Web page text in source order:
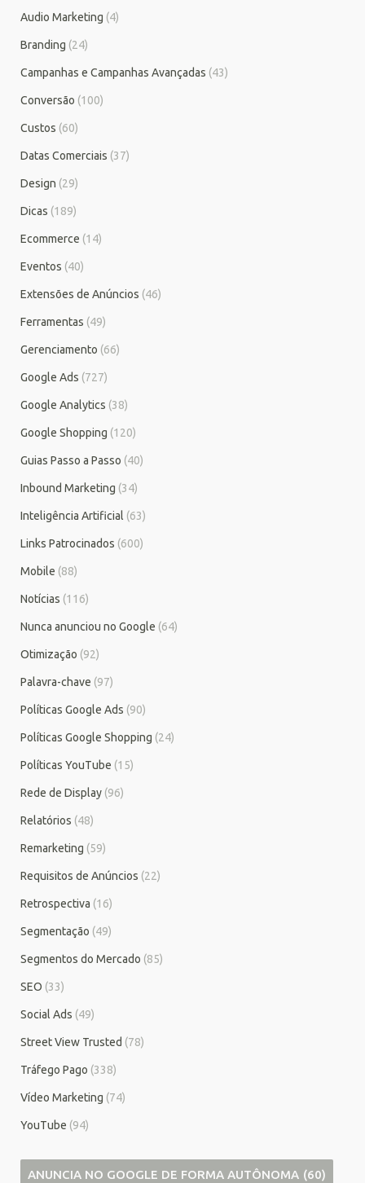
Audio Marketing (4)
Branding (24)
Campanhas e Campanhas Avançadas (43)
Conversão (100)
Custos (60)
Datas Comerciais (37)
Design (29)
Dicas (189)
Ecommerce (14)
Eventos (40)
Extensões de Anúncios (46)
Ferramentas (49)
Gerenciamento (66)
Google Ads (727)
Google Analytics (38)
Google Shopping (120)
Guias Passo a Passo (40)
Inbound Marketing (34)
Inteligência Artificial (63)
Links Patrocinados (600)
Mobile (88)
Notícias (116)
Nunca anunciou no Google (64)
Otimização (92)
Palavra-chave (97)
Políticas Google Ads (90)
Políticas Google Shopping (24)
Políticas YouTube (15)
Rede de Display (96)
Relatórios (48)
Remarketing (59)
Requisitos de Anúncios (22)
Retrospectiva (16)
Segmentação (49)
Segmentos do Mercado (85)
SEO (33)
Social Ads (49)
Street View Trusted (78)
Tráfego Pago (338)
Vídeo Marketing (74)
YouTube (94)
ANUNCIA NO GOOGLE DE FORMA AUTÔNOMA (60)